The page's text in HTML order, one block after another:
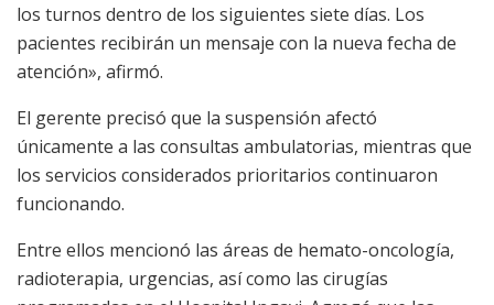
los turnos dentro de los siguientes siete días. Los
pacientes recibirán un mensaje con la nueva fecha de
atención», afirmó.
El gerente precisó que la suspensión afectó
únicamente a las consultas ambulatorias, mientras que
los servicios considerados prioritarios continuaron
funcionando.
Entre ellos mencionó las áreas de hemato-oncología,
radioterapia, urgencias, así como las cirugías